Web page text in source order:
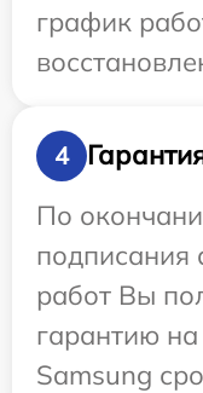
график
4
По
подписания
работ Вы
гарантию на
Samsung